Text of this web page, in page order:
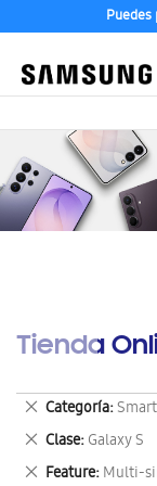
Tienda
Categoría
Eliminar
este
artículo
Clase Galaxy S
Eliminar
este
Feature Multi-
Eliminar